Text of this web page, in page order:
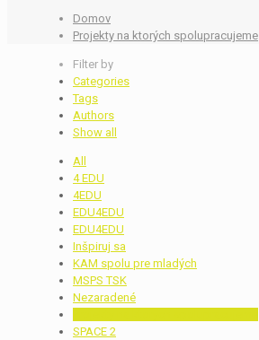
Domov
Projekty na ktorých spolupracujeme
Filter by
Categories
Tags
Authors
Show all
All
4 EDU
4EDU
EDU4EDU
EDU4EDU
Inšpiruj sa
KAM spolu pre mladých
MSPS TSK
Nezaradené
SPACE 2